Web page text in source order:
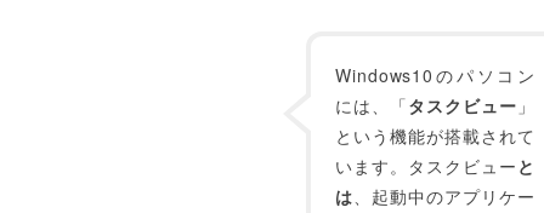
Windows10のパソコン
には、「タスクビュー 」
という機能が搭載されて
います。タスクビュー と
は、起動中のアプリケー